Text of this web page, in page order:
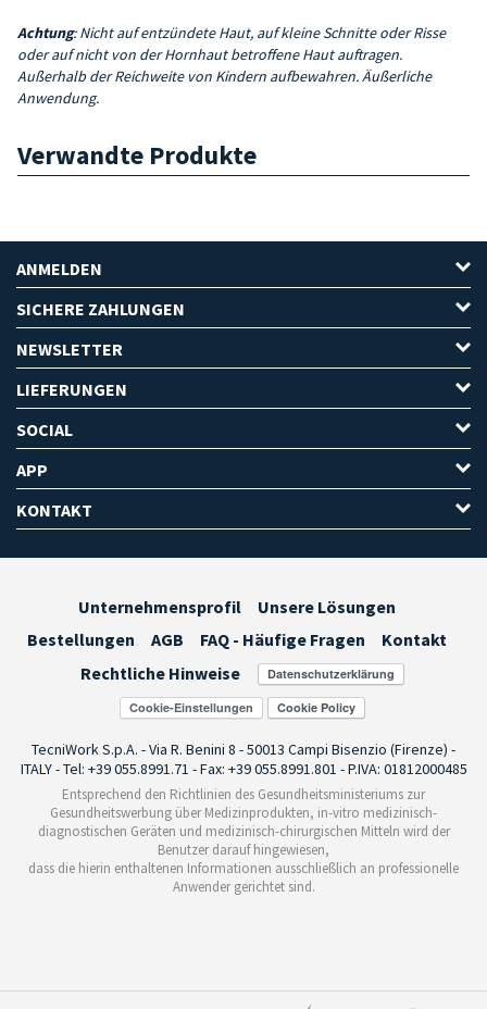
Achtung: Nicht auf entzündete Haut, auf kleine Schnitte oder Risse
oder auf nicht von der Hornhaut betroffene Haut auftragen.
Außerhalb der Reichweite von Kindern aufbewahren. Äußerliche
Anwendung.
Verwandte Produkte
ANMELDEN
SICHERE ZAHLUNGEN
NEWSLETTER
LIEFERUNGEN
SOCIAL
APP
KONTAKT
Unternehmensprofil
Unsere Lösungen
Bestellungen
AGB FAQ - Häufige Fragen
Kontakt
Rechtliche Hinweise
Cookie-Einstellungen
TecniWork S.p.A. - Via R. Benini 8 - 50013 Campi Bisenzio (Firenze) -
ITALY - Tel: +39 055.8991.71 - Fax: +39 055.8991.801 - P.IVA: 01812000485
Entsprechend den Richtlinien des Gesundheitsministeriums zur
Gesundheitswerbung über Medizinprodukten, in-vitro medizinisch-
diagnostischen Geräten und medizinisch-chirurgischen Mitteln wird der
Benutzer darauf hingewiesen,
dass die hierin enthaltenen Informationen ausschließlich an professionelle
Anwender gerichtet sind.